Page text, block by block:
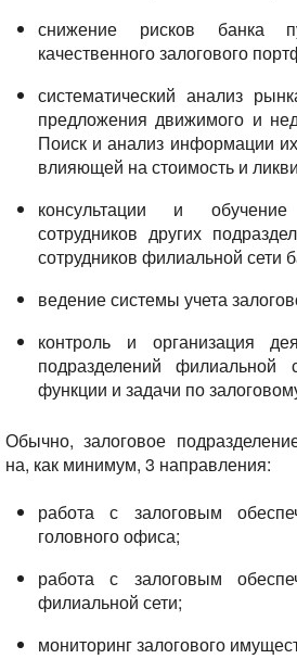
снижение рисков банка
качественного залогового
систематический анализ
предложения движимого и
Поиск и анализ информации
влияющей на стоимость и
консультации и
сотрудников других
сотрудников филиальной сети
ведение системы учета
контроль и организация
подразделений
функции и задачи по
Обычно, залоговое
на, как минимум, 3 направления:
работа с залоговым
головного офиса;
работа с залоговым
филиальной сети;
мониторинг залогового